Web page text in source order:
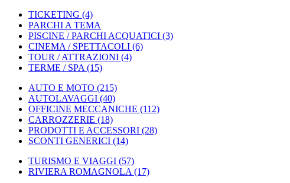
TICKETING (4)
PARCHI A TEMA
PISCINE / PARCHI ACQUATICI (3)
CINEMA / SPETTACOLI (6)
TOUR / ATTRAZIONI (4)
TERME / SPA (15)
AUTO E MOTO (215)
AUTOLAVAGGI (40)
OFFICINE MECCANICHE (112)
CARROZZERIE (18)
PRODOTTI E ACCESSORI (28)
SCONTI GENERICI (14)
TURISMO E VIAGGI (57)
RIVIERA ROMAGNOLA (17)